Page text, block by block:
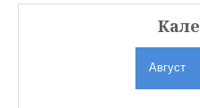
Август